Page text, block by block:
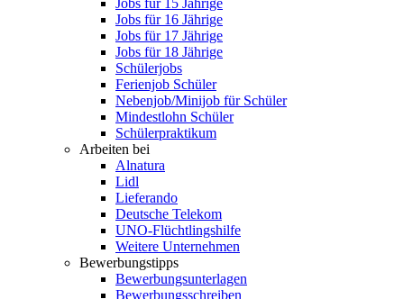
Jobs für 15 Jährige
Jobs für 16 Jährige
Jobs für 17 Jährige
Jobs für 18 Jährige
Schülerjobs
Ferienjob Schüler
Nebenjob/Minijob für Schüler
Mindestlohn Schüler
Schülerpraktikum
Arbeiten bei
Alnatura
Lidl
Lieferando
Deutsche Telekom
UNO-Flüchtlingshilfe
Weitere Unternehmen
Bewerbungstipps
Bewerbungsunterlagen
Bewerbungsschreiben